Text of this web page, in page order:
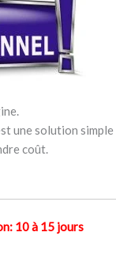
une solution
coût.
10 à 15 jours